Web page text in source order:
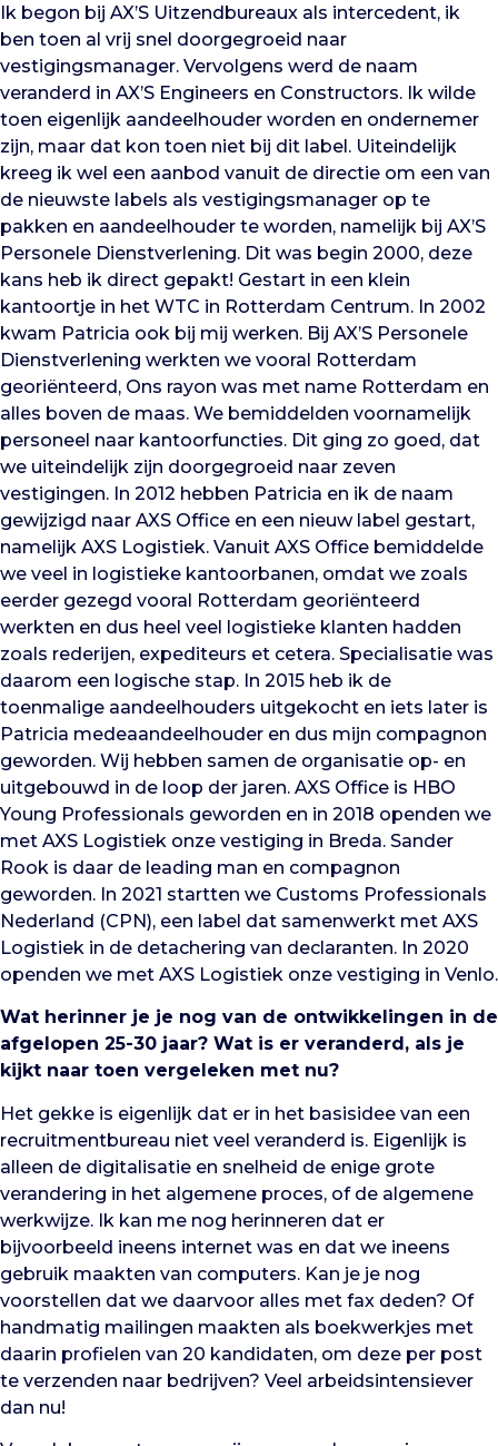
Ik begon bij AX’S Uitzendbureaux als intercedent, ik
ben toen al vrij snel doorgegroeid naar
vestigingsmanager. Vervolgens werd de naam
veranderd in AX’S Engineers en Constructors. Ik wilde
toen eigenlijk aandeelhouder worden en ondernemer
zijn, maar dat kon toen niet bij dit label. Uiteindelijk
kreeg ik wel een aanbod vanuit de directie om een van
de nieuwste labels als vestigingsmanager op te
pakken en aandeelhouder te worden, namelijk bij AX’S
Personele Dienstverlening. Dit was begin 2000, deze
kans heb ik direct gepakt! Gestart in een klein
kantoortje in het WTC in Rotterdam Centrum. In 2002
kwam Patricia ook bij mij werken. Bij AX’S Personele
Dienstverlening werkten we vooral Rotterdam
georiënteerd, Ons rayon was met name Rotterdam en
alles boven de maas. We bemiddelden voornamelijk
personeel naar kantoorfuncties. Dit ging zo goed, dat
we uiteindelijk zijn doorgegroeid naar zeven
vestigingen. In 2012 hebben Patricia en ik de naam
gewijzigd naar AXS Office en een nieuw label gestart,
namelijk AXS Logistiek. Vanuit AXS Office bemiddelde
we veel in logistieke kantoorbanen, omdat we zoals
eerder gezegd vooral Rotterdam georiënteerd
werkten en dus heel veel logistieke klanten hadden
zoals rederijen, expediteurs et cetera. Specialisatie was
daarom een logische stap. In 2015 heb ik de
toenmalige aandeelhouders uitgekocht en iets later is
Patricia medeaandeelhouder en dus mijn compagnon
geworden. Wij hebben samen de organisatie op- en
uitgebouwd in de loop der jaren. AXS Office is HBO
Young Professionals geworden en in 2018 openden we
met AXS Logistiek onze vestiging in Breda. Sander
Rook is daar de leading man en compagnon
geworden. In 2021 startten we Customs Professionals
Nederland (CPN), een label dat samenwerkt met AXS
Logistiek in de detachering van declaranten. In 2020
openden we met AXS Logistiek onze vestiging in Venlo.
Wat herinner je je nog van de ontwikkelingen in de
afgelopen 25-30 jaar? Wat is er veranderd, als je
kijkt naar toen vergeleken met nu?
Het gekke is eigenlijk dat er in het basisidee van een
recruitmentbureau niet veel veranderd is. Eigenlijk is
alleen de digitalisatie en snelheid de enige grote
verandering in het algemene proces, of de algemene
werkwijze. Ik kan me nog herinneren dat er
bijvoorbeeld ineens internet was en dat we ineens
gebruik maakten van computers. Kan je je nog
voorstellen dat we daarvoor alles met fax deden? Of
handmatig mailingen maakten als boekwerkjes met
daarin profielen van 20 kandidaten, om deze per post
te verzenden naar bedrijven? Veel arbeidsintensiever
dan nu!